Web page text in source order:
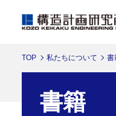
TOP 私たちについて 書
書籍